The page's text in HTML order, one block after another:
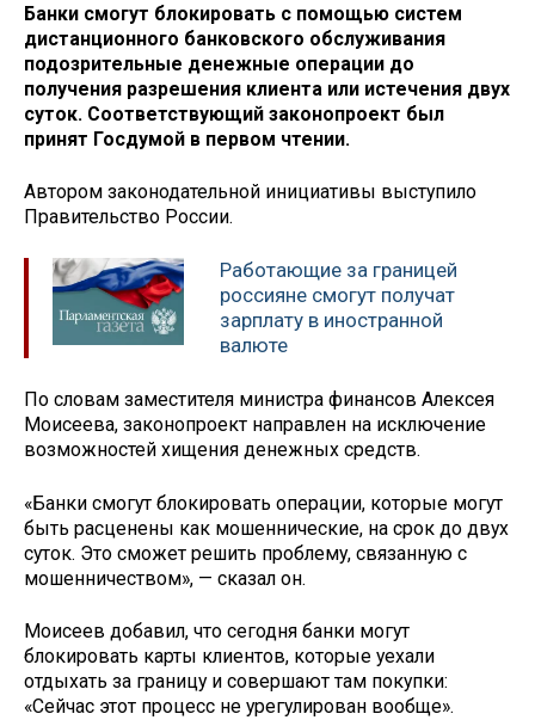
Банки смогут блокировать с помощью систем
дистанционного банковского обслуживания
подозрительные денежные операции до
получения разрешения клиента или истечения двух
суток. Соответствующий законопроект был
принят Госдумой в первом чтении.
Автором законодательной инициативы выступило
Правительство России.
Работающие за границей
россияне смогут получат
зарплату в иностранной
валюте
По словам заместителя министра финансов Алексея
Моисеева, законопроект направлен на исключение
возможностей хищения денежных средств.
«Банки смогут блокировать операции, которые могут
быть расценены как мошеннические, на срок до двух
суток. Это сможет решить проблему, связанную с
мошенничеством», — сказал он.
Моисеев добавил, что сегодня банки могут
блокировать карты клиентов, которые уехали
отдыхать за границу и совершают там покупки:
«Сейчас этот процесс не урегулирован вообще».